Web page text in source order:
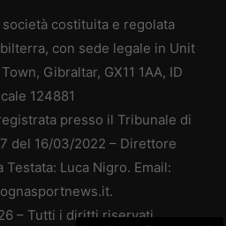
società costituita e regolata
con sede legale in Unit
Gibraltar, GX11 1AA, ID
124881
presso il Tribunale di
del 16/03/2022 – Direttore
Luca Nigro. Email:
– Tutti i diritti riservati